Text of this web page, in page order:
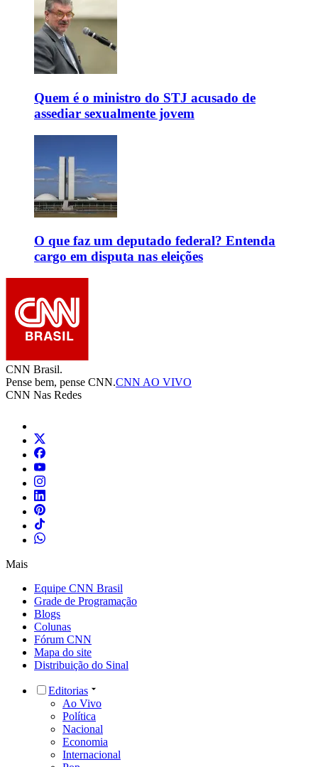
Quem é o ministro do STJ acusado de
assediar sexualmente jovem
O que faz um deputado federal? Entenda
cargo em disputa nas eleições
CNN Brasil.
Pense bem, pense CNN.CNN AO VIVO
CNN Nas Redes
Mais
Equipe CNN Brasil
Grade de Programação
Blogs
Colunas
Fórum CNN
Mapa do site
Distribuição do Sinal
Editorias
Ao Vivo
Política
Nacional
Economia
Internacional